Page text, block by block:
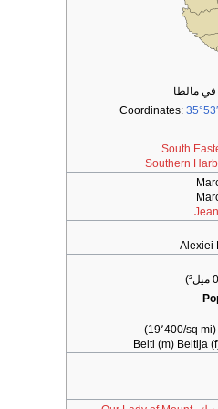
في مالطا
Coordinates:
South
Southern
Alexiei
(19٬400/sq mi)
Belti (m) Beltija